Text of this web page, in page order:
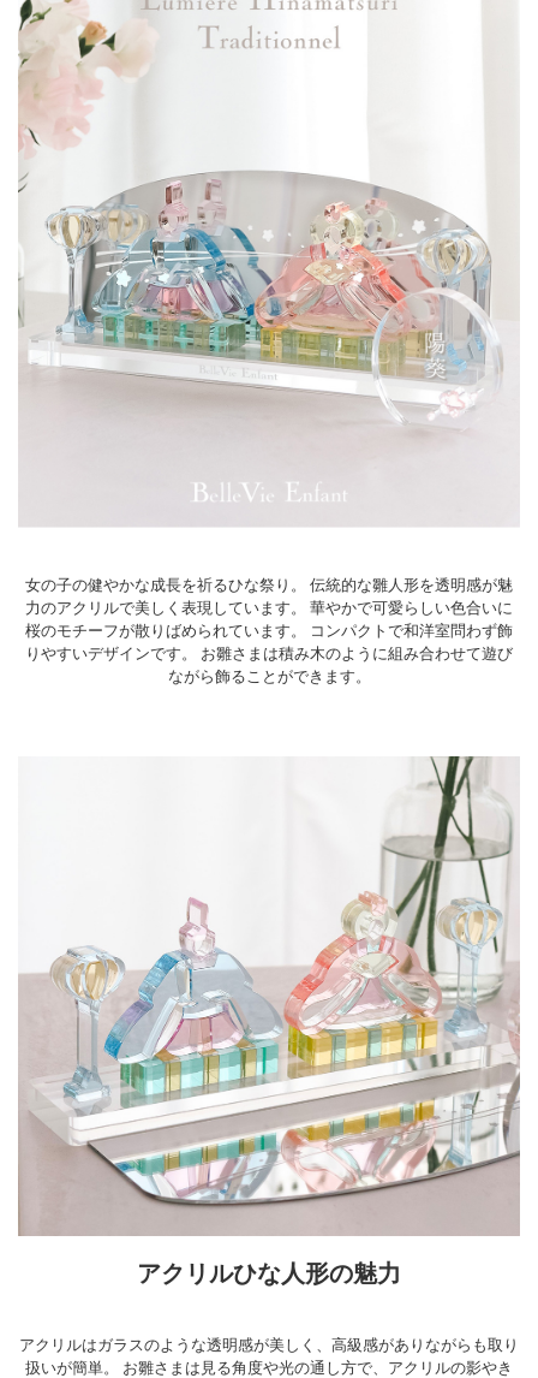
女の子の健やかな成長を祈るひな祭り。 伝統的な雛人形を透明感が魅
力のアクリルで美しく表現しています。 華やかで可愛らしい色合いに
桜のモチーフが散りばめられています。 コンパクトで和洋室問わず飾
りやすいデザインです。 お雛さまは積み木のように組み合わせて遊び
ながら飾ることができます。
アクリルひな人形の魅力
アクリルはガラスのような透明感が美しく、高級感がありながらも取り
扱いが簡単。 お雛さまは見る角度や光の通し方で、アクリルの影やき